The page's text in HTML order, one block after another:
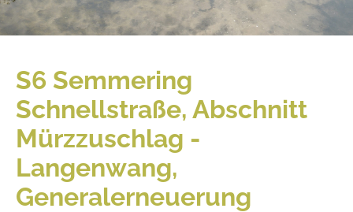
Über uns
Jobs
Download
Kontakt
S6 Semmering
Schnellstraße, Abschnitt
Mürzzuschlag -
Langenwang,
Generalerneuerung